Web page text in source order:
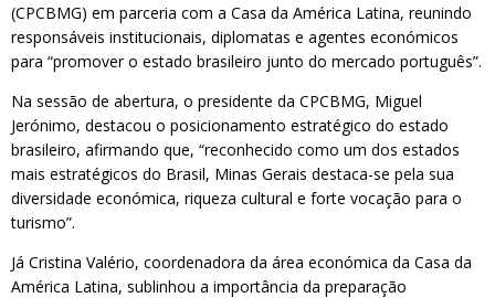
(CPCBMG) em parceria com a Casa da América Latina, reunindo
responsáveis institucionais, diplomatas e agentes económicos
para “promover o estado brasileiro junto do mercado português”.
Na sessão de abertura, o presidente da CPCBMG, Miguel
Jerónimo, destacou o posicionamento estratégico do estado
brasileiro, afirmando que, “reconhecido como um dos estados
mais estratégicos do Brasil, Minas Gerais destaca-se pela sua
diversidade económica, riqueza cultural e forte vocação para o
turismo”.
Já Cristina Valério, coordenadora da área económica da Casa da
América Latina, sublinhou a importância da preparação